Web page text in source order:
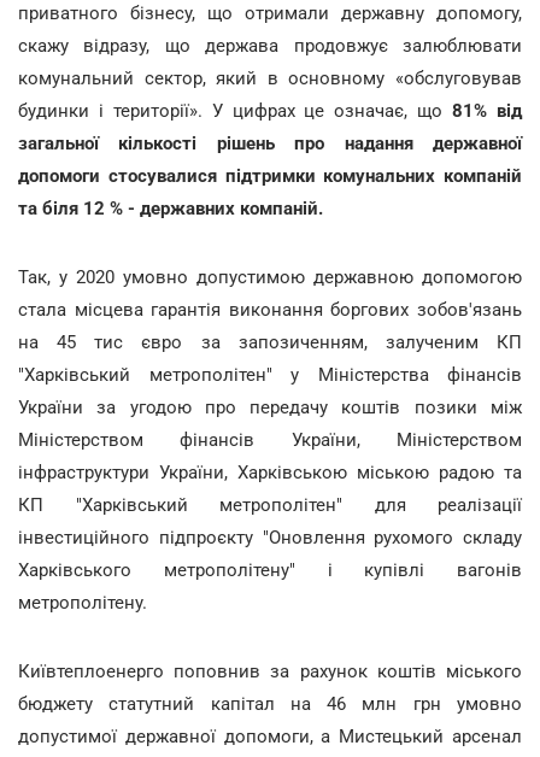
приватного бізнесу, що отримали державну допомогу,
скажу відразу, що держава продовжує залюблювати
комунальний сектор, який в основному «обслуговував
будинки і території». У цифрах це означає, що81% від
загальної кількості рішень про надання державної
допомоги стосувалися підтримки комунальних компаній
та біля 12 % - державних компаній.
Так, у 2020 умовно допустимою державною допомогою
стала місцева гарантія виконання боргових зобов'язань
на 45 тис євро за запозиченням, залученим КП
"Харківський метрополітен" у Міністерства фінансів
України за угодою про передачу коштів позики між
Міністерством фінансів України, Міністерством
інфраструктури України, Харківською міською радою та
КП "Харківський метрополітен" для реалізації
інвестиційного підпроєкту "Оновлення рухомого складу
Харківського метрополітену" і купівлі вагонів
метрополітену.
Київтеплоенерго поповнив за рахунок коштів міського
бюджету статутний капітал на 46 млн грн умовно
допустимої державної допомоги, а Мистецький арсенал